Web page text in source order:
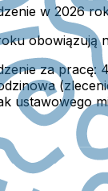
w 2026
obowiązują
za pracę:
ustawowego